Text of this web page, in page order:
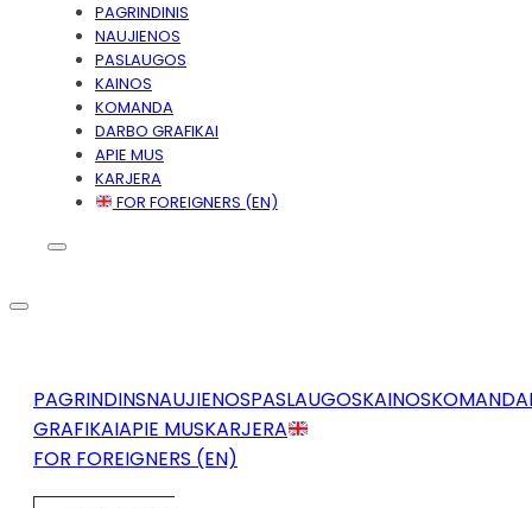
PAGRINDINIS
NAUJIENOS
PASLAUGOS
KAINOS
KOMANDA
DARBO GRAFIKAI
APIE MUS
KARJERA
FOR FOREIGNERS (EN)
PAGRINDINSNAUJIENOSPASLAUGOSKAINOSKOMANDA
GRAFIKAIAPIE MUSKARJERA
FOR FOREIGNERS (EN)